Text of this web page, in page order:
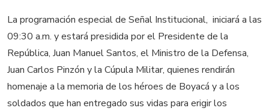
La programación especial de Señal Institucional, iniciará a las
09:30 a.m. y estará presidida por el Presidente de la
República, Juan Manuel Santos, el Ministro de la Defensa,
Juan Carlos Pinzón y la Cúpula Militar, quienes rendirán
homenaje a la memoria de los héroes de Boyacá y a los
soldados que han entregado sus vidas para erigir los